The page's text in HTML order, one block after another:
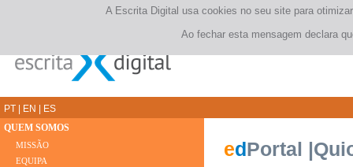
A Escrita Digital usa cookies no seu site para
Ao fechar esta mensagem declara
PT EN
ES
QUEM SOMOS
MISSÃO
EQUIPA
edPortal